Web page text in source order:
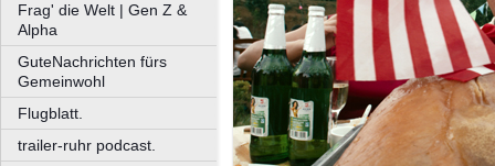
Frag' die Welt | Gen Z &
Alpha
GuteNachrichten fürs
Gemeinwohl
Flugblatt.
trailer-ruhr podcast.